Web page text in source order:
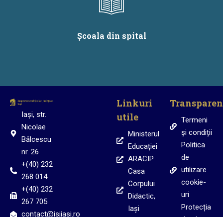
Școala din spital
Iași, str.
Nicolae
Bălcescu
nr. 26
+(40) 232
268 014
+(40) 232
267 705
contact@isjiasi.ro
Linkuri
utile
Ministerul
Educației
ARACIP
Casa
Corpului
Didactic,
Iași
Termeni
și condiții
Politica
de
utilizare
cookie-
uri
Protecția